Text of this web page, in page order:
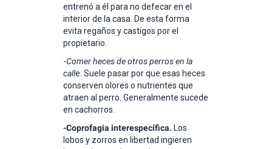
entrenó a él para no defecar en el
interior de la casa. De esta forma
evita regaños y castigos por el
propietario.
-Comer heces de otros perros en la
calle. Suele pasar por que esas heces
conserven olores o nutrientes que
atraen al perro. Generalmente sucede
en cachorros.
-Coprofagia interespecífica. Los
lobos y zorros en libertad ingieren